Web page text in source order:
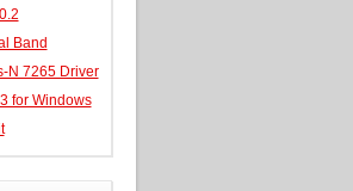
Band
N 7265 Driver
for Windows